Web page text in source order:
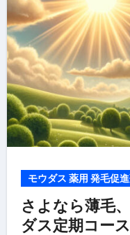
モウダス 薬用 発毛促
さよなら薄毛
ダス定期コー